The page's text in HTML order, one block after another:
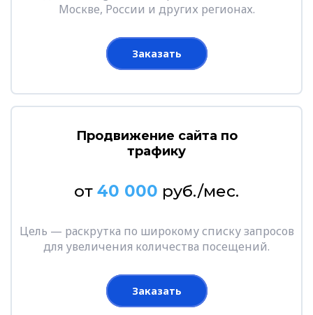
Москве, России и других регионах.
Заказать
Продвижение сайта по
трафику
от 40 000 руб./мес.
Цель — раскрутка по широкому списку запросов
для увеличения количества посещений.
Заказать